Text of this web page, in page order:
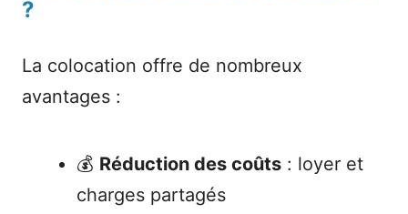
?
La colocation offre de nombreux
avantages :
💰 Réduction des coûts : loyer et
charges partagés